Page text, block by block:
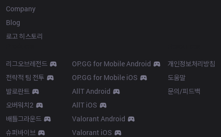
Company
Blog
로고 히스토리
리그오브레전드
전략적 팀 전투
발로란트
오버워치2
배틀그라운드
슈퍼바이브
OP.GG for Mobile Android
OP.GG for Mobile iOS
AllT Android
AllT iOS
Valorant Android
Valorant iOS
개인정보처리방침
도움말
문의/피드백